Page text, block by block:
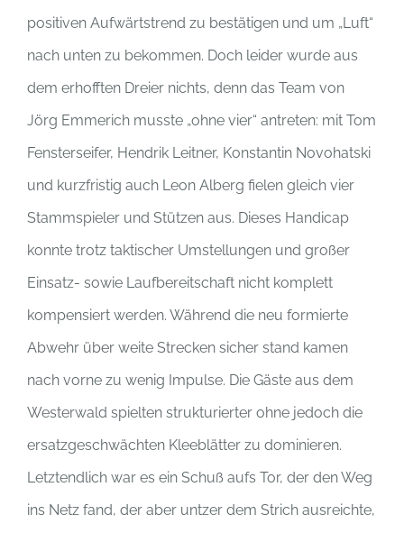
positiven Aufwärtstrend zu bestätigen und um „Luft“
nach unten zu bekommen. Doch leider wurde aus
dem erhofften Dreier nichts, denn das Team von
Jörg Emmerich musste „ohne vier“ antreten: mit Tom
Fensterseifer, Hendrik Leitner, Konstantin Novohatski
und kurzfristig auch Leon Alberg fielen gleich vier
Stammspieler und Stützen aus. Dieses Handicap
konnte trotz taktischer Umstellungen und großer
Einsatz- sowie Laufbereitschaft nicht komplett
kompensiert werden. Während die neu formierte
Abwehr über weite Strecken sicher stand kamen
nach vorne zu wenig Impulse. Die Gäste aus dem
Westerwald spielten strukturierter ohne jedoch die
ersatzgeschwächten Kleeblätter zu dominieren.
Letztendlich war es ein Schuß aufs Tor, der den Weg
ins Netz fand, der aber untzer dem Strich ausreichte,